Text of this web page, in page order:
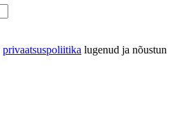
privaatsuspoliitika lugenud ja nõustun